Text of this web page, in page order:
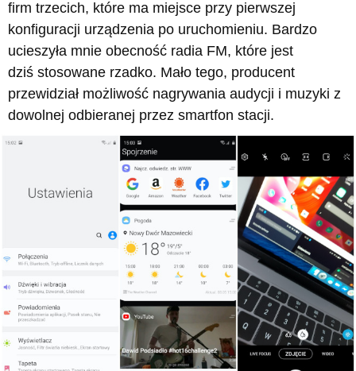
firm trzecich, które ma miejsce przy pierwszej
konfiguracji urządzenia po uruchomieniu. Bardzo
ucieszyła mnie obecność radia FM, które jest
dziś stosowane rzadko. Mało tego, producent
przewidział możliwość nagrywania audycji i muzyki z
dowolnej odbieranej przez smartfon stacji.